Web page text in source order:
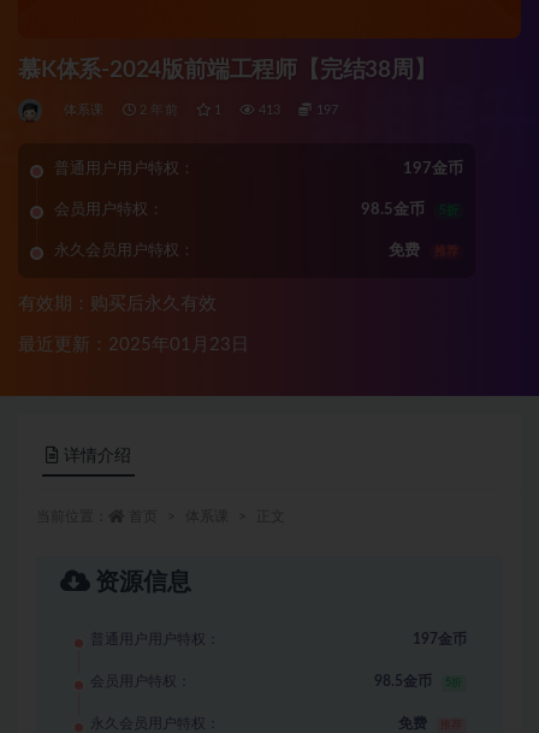
慕K体系-2024版前端工程师【完结38周】
体系课 2 年前 1 413 197
普通用户用户特权： 197金币
会员用户特权： 98.5金币 5折
永久会员用户特权： 免费 推荐
有效期：购买后永久有效
最近更新：2025年01月23日
详情介绍
资源信息
普通用户用户特权： 197金币
会员用户特权： 98.5金币 5折
永久会员用户特权： 免费